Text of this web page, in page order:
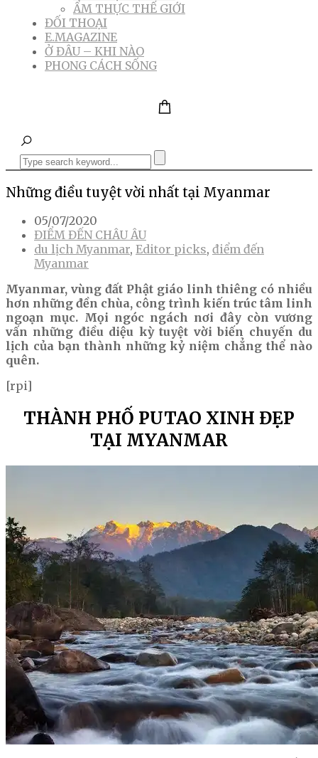
ẨM THỰC THẾ GIỚI
ĐỐI THOẠI
E.MAGAZINE
Ở ĐÂU – KHI NÀO
PHONG CÁCH SỐNG
Những điều tuyệt vời nhất tại Myanmar
05/07/2020
ĐIỂM ĐẾN CHÂU ÂU
du lịch Myanmar, Editor picks, điểm đến
Myanmar
Myanmar, vùng đất Phật giáo linh thiêng có nhiều
hơn những đền chùa, công trình kiến trúc tâm linh
ngoạn mục. Mọi ngóc ngách nơi đây còn vương
vấn những điều diệu kỳ tuyệt vời biến chuyến du
lịch của bạn thành những kỷ niệm chẳng thể nào
quên.
[rpi]
THÀNH PHỐ PUTAO XINH ĐẸP
TẠI MYANMAR